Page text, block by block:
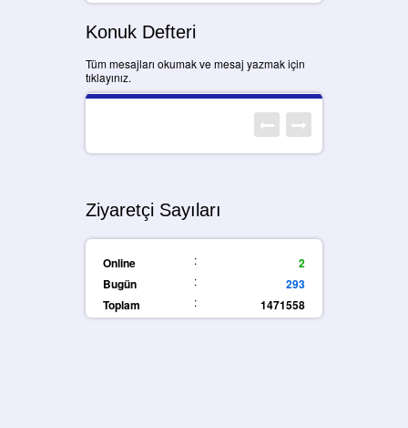
Konuk Defteri
Tüm mesajları okumak ve mesaj yazmak için
tıklayınız.
Ziyaretçi Sayıları
Online :
2
Bugün
:
293
Toplam
: 1471558